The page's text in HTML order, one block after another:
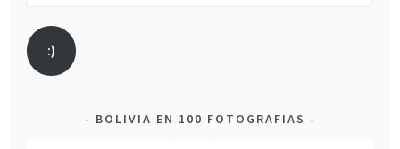
:)
BOLIVIA EN 100 FOTOGRAFIAS